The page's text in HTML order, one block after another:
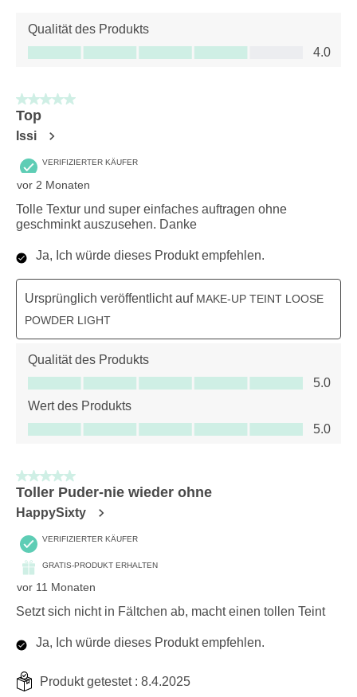
Qualität des Produkts
Qualität des Produkts, 4.0 von 5
4.0
5 von 5 Sternen.
Top
Issi
VERIFIZIERTER KÄUFER
vor 2 Monaten
Tolle Textur und super einfaches auftragen ohne
geschminkt auszusehen. Danke
Ja, Ich würde dieses Produkt empfehlen.
Ursprünglich veröffentlicht auf MAKE-UP TEINT LOOSE
POWDER LIGHT
Qualität des Produkts
Qualität des Produkts, 5.0 von 5
5.0
Wert des Produkts
Wert des Produkts, 5.0 von 5
5.0
5 von 5 Sternen.
Toller Puder-nie wieder ohne
HappySixty
VERIFIZIERTER KÄUFER
GRATIS-PRODUKT ERHALTEN
vor 11 Monaten
Setzt sich nicht in Fältchen ab, macht einen tollen Teint
Ja, Ich würde dieses Produkt empfehlen.
Produkt getestet : 8.4.2025